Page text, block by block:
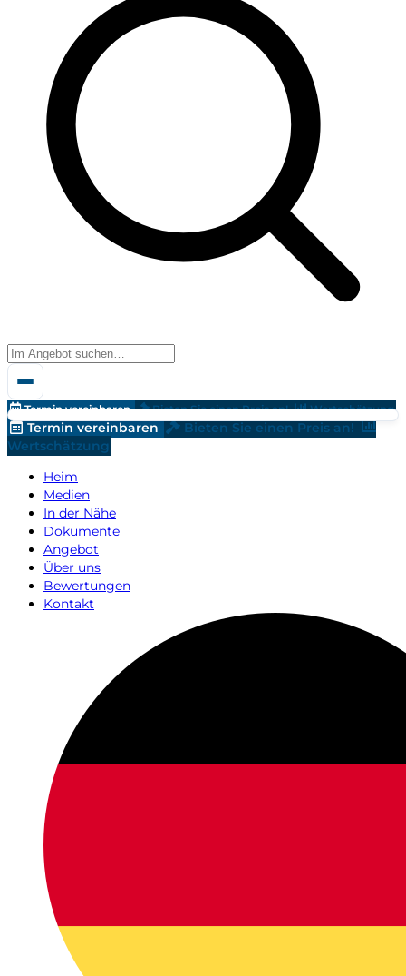
Termin vereinbaren Bieten Sie einen Preis an! Wertschätzung
Termin vereinbaren
Bieten Sie einen Preis an!
Wertschätzung
Heim
Medien
In der Nähe
Dokumente
Angebot
Über uns
Bewertungen
Kontakt